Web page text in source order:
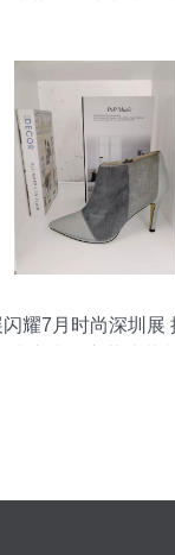
耀7月时尚深圳展